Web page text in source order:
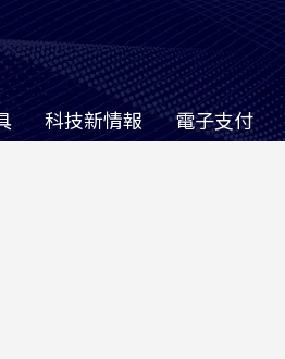
科技新情報 電子支付